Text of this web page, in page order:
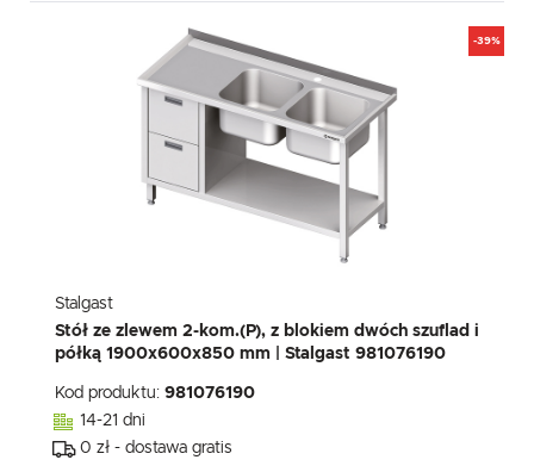
-39%
Stalgast
Stół ze zlewem 2-kom.(P), z blokiem dwóch szuflad i
półką 1900x600x850 mm | Stalgast 981076190
Kod produktu: 981076190
14-21 dni
0 zł - dostawa gratis